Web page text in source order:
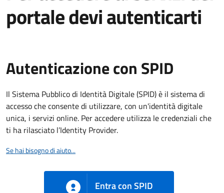
portale devi autenticarti
Autenticazione con SPID
Il Sistema Pubblico di Identità Digitale (SPID) è il sistema di
accesso che consente di utilizzare, con un'identità digitale
unica, i servizi online. Per accedere utilizza le credenziali che
ti ha rilasciato l’Identity Provider.
Se hai bisogno di aiuto...
Entra con SPID